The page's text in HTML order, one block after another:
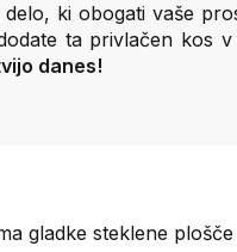
ki obogati vaše
ta privlačen kos v
danes!
gladke steklene plošče